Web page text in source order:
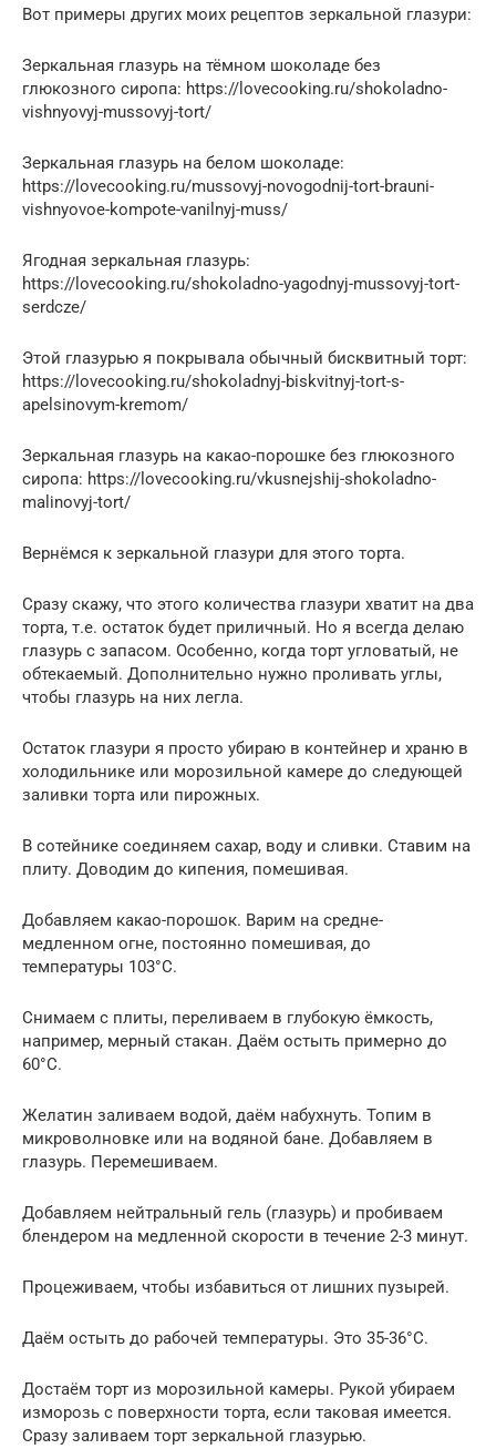
Вот примеры других моих рецептов зеркальной глазури:
Зеркальная глазурь на тёмном шоколаде без
глюкозного сиропа: https://lovecooking.ru/shokoladno-
vishnyovyj-mussovyj-tort/
Зеркальная глазурь на белом шоколаде:
https://lovecooking.ru/mussovyj-novogodnij-tort-brauni-
vishnyovoe-kompote-vanilnyj-muss/
Ягодная зеркальная глазурь:
https://lovecooking.ru/shokoladno-yagodnyj-mussovyj-tort-
serdcze/
Этой глазурью я покрывала обычный бисквитный торт:
https://lovecooking.ru/shokoladnyj-biskvitnyj-tort-s-
apelsinovym-kremom/
Зеркальная глазурь на какао-порошке без глюкозного
сиропа: https://lovecooking.ru/vkusnejshij-shokoladno-
malinovyj-tort/
Вернёмся к зеркальной глазури для этого торта.
Сразу скажу, что этого количества глазури хватит на два
торта, т.е. остаток будет приличный. Но я всегда делаю
глазурь с запасом. Особенно, когда торт угловатый, не
обтекаемый. Дополнительно нужно проливать углы,
чтобы глазурь на них легла.
Остаток глазури я просто убираю в контейнер и храню в
холодильнике или морозильной камере до следующей
заливки торта или пирожных.
В сотейнике соединяем сахар, воду и сливки. Ставим на
плиту. Доводим до кипения, помешивая.
Добавляем какао-порошок. Варим на средне-
медленном огне, постоянно помешивая, до
температуры 103°С.
Снимаем с плиты, переливаем в глубокую ёмкость,
например, мерный стакан. Даём остыть примерно до
60°С.
Желатин заливаем водой, даём набухнуть. Топим в
микроволновке или на водяной бане. Добавляем в
глазурь. Перемешиваем.
Добавляем нейтральный гель (глазурь) и пробиваем
блендером на медленной скорости в течение 2-3 минут.
Процеживаем, чтобы избавиться от лишних пузырей.
Даём остыть до рабочей температуры. Это 35-36°С.
Достаём торт из морозильной камеры. Рукой убираем
изморозь с поверхности торта, если таковая имеется.
Сразу заливаем торт зеркальной глазурью.